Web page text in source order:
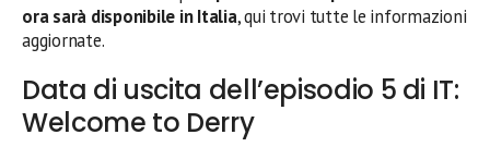
ora sarà disponibile in Italia, qui trovi tutte le informazioni
aggiornate.
Data di uscita dell’episodio 5 di IT:
Welcome to Derry